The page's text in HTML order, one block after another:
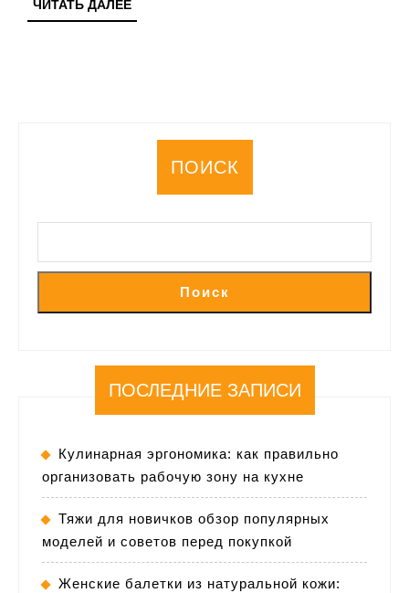
ЧИТАТЬ ДАЛЕЕЧИТАТЬ
ДАЛЕЕ
ПОИСК
Поиск
ПОСЛЕДНИЕ ЗАПИСИ
Кулинарная эргономика: как правильно
организовать рабочую зону на кухне
Тяжи для новичков обзор популярных
моделей и советов перед покупкой
Женские балетки из натуральной кожи: